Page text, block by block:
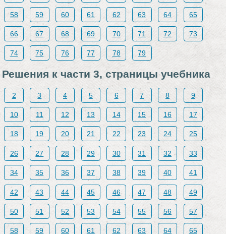
58 59 60 61 62 63 64 65
66 67 68 69 70 71 72 73
74 75 76 77 78 79
Решения к части 3, страницы учебника
2 3 4 5 6 7 8 9
10 11 12 13 14 15 16 17
18 19 20 21 22 23 24 25
26 27 28 29 30 31 32 33
34 35 36 37 38 39 40 41
42 43 44 45 46 47 48 49
50 51 52 53 54 55 56 57
58 59 60 61 62 63 64 65